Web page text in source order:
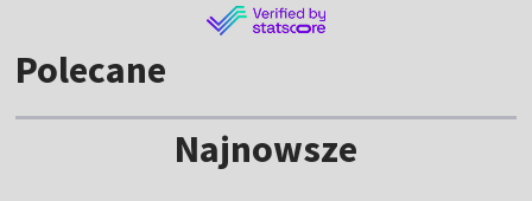
Polecane
Najnowsze